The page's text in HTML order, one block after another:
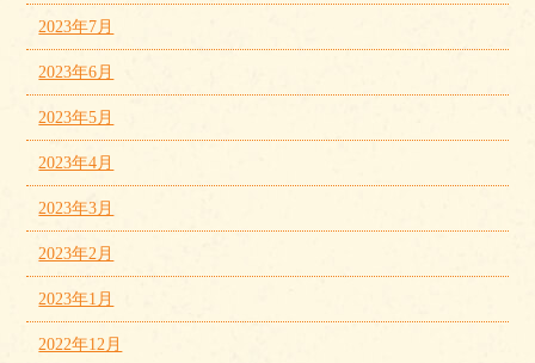
2023年7月
2023年6月
2023年5月
2023年4月
2023年3月
2023年2月
2023年1月
2022年12月